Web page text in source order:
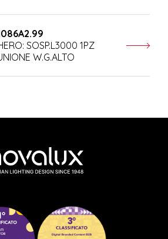
SOSP.L3000 1PZ
W.G.ALTO